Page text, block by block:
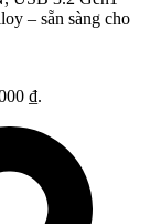
– sẵn sàng cho
₫.